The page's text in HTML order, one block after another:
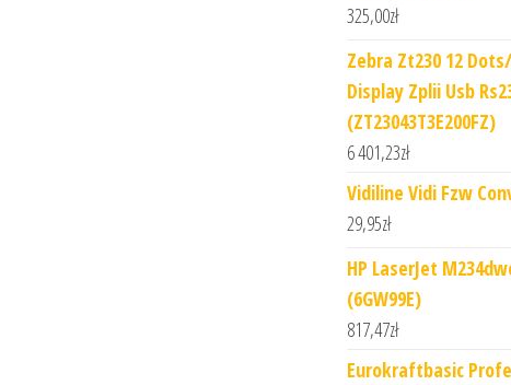
325,00zł
Zebra Zt230 12
Display Zplii Usb
(ZT23043T3E200FZ)
6 401,23zł
Vidiline Vidi Fzw
29,95zł
HP LaserJet
(6GW99E)
817,47zł
Eurokraftbasic